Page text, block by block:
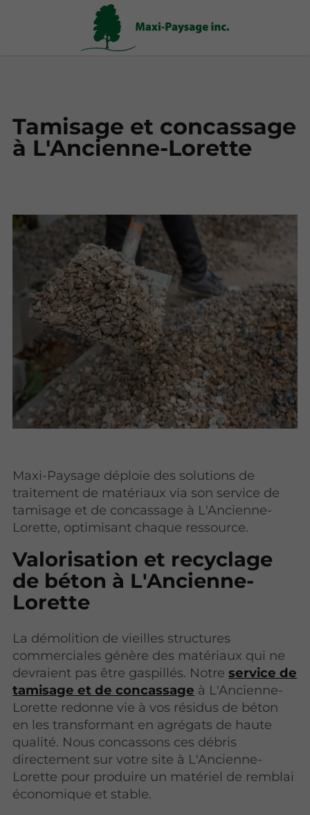
Tamisage et concassage
à L'Ancienne-Lorette
Maxi-Paysage déploie des solutions de
traitement de matériaux via son service de
tamisage et de concassage à L'Ancienne-
Lorette, optimisant chaque ressource.
Valorisation et recyclage
de béton à L'Ancienne-
Lorette
La démolition de vieilles structures
commerciales génère des matériaux qui ne
devraient pas être gaspillés. Notreservice de
tamisage et de concassage à L'Ancienne-
Lorette redonne vie à vos résidus de béton
en les transformant en agrégats de haute
qualité. Nous concassons ces débris
directement sur votre site à L'Ancienne-
Lorette pour produire un matériel de remblai
économique et stable.